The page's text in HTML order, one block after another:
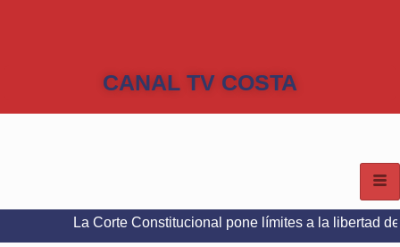
CANAL TV COSTA
La Corte Constitucional pone límites a la libertad de